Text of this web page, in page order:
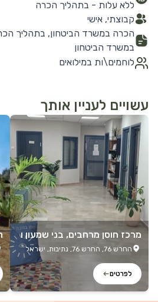
ללא עלות - בתהליך הכרה
קבוצתי, אישי
הכרה במשרד הביטחון, בתהליך
במשרד הביטחון
לוחמים\ות במילואים
עשויים לעניין אותך
לפרטים נוספים
מרכז חוסן מרחבים, בני שמעון ו
נתיבות
החרש 76, החרש 76, נתיבות, ישראל
לפרטים